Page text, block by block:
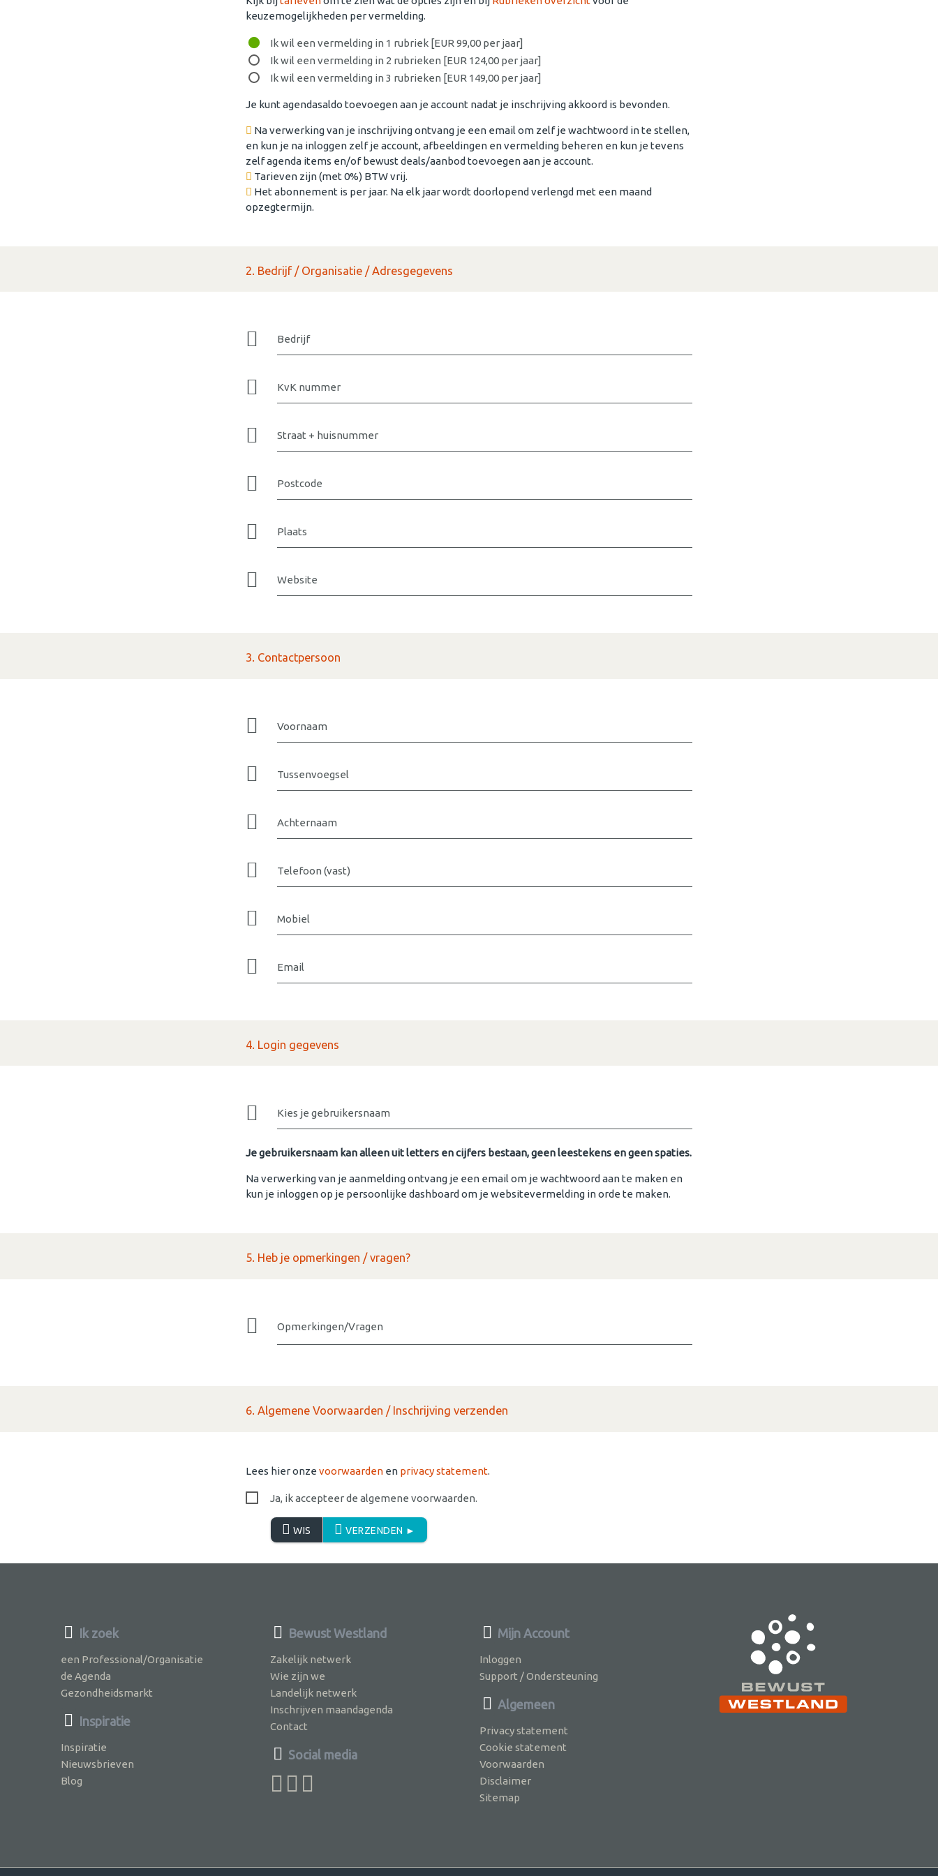
keuzemogelijkheden per vermelding.
Ik wil een vermelding in 1 rubriek [EUR 99,00 per jaar]
Ik wil een vermelding in 2 rubrieken [EUR 124,00 per jaar]
Ik wil een vermelding in 3 rubrieken [EUR 149,00 per jaar]
Je kunt agendasaldo toevoegen aan je account nadat je inschrijving akkoord is bevonden.
Na verwerking van je inschrijving ontvang je een email om zelf je wachtwoord in te stellen,
en kun je na inloggen zelf je account, afbeeldingen en vermelding beheren en kun je tevens
zelf agenda items en/of bewust deals/aanbod toevoegen aan je account.
Tarieven zijn (met 0%) BTW vrij.
Het abonnement is per jaar. Na elk jaar wordt doorlopend verlengd met een maand
opzegtermijn.
2. Bedrijf / Organisatie / Adresgegevens
Bedrijf
KvK nummer
Straat + huisnummer
Postcode
Plaats
Website
3. Contactpersoon
Voornaam
Tussenvoegsel
Achternaam
Telefoon (vast)
Mobiel
Email
4. Login gegevens
Kies je gebruikersnaam
Je gebruikersnaam kan alleen uit letters en cijfers bestaan, geen leestekens en geen spaties.
Na verwerking van je aanmelding ontvang je een email om je wachtwoord aan te maken en
kun je inloggen op je persoonlijke dashboard om je websitevermelding in orde te maken.
5. Heb je opmerkingen / vragen?
Opmerkingen/Vragen
6. Algemene Voorwaarden / Inschrijving verzenden
Lees hier onze voorwaarden en privacy statement.
Ja, ik accepteer de algemene voorwaarden.
WIS VERZENDEN ►
Ik zoek
een Professional/Organisatie
de Agenda
Gezondheidsmarkt
Inspiratie
Inspiratie
Nieuwsbrieven
Blog
Bewust Westland
Zakelijk netwerk
Wie zijn we
Landelijk netwerk
Inschrijven maandagenda
Contact
Social media
Mijn Account
Inloggen
Support / Ondersteuning
Algemeen
Privacy statement
Cookie statement
Voorwaarden
Disclaimer
Sitemap